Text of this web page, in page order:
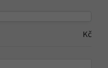
Kč